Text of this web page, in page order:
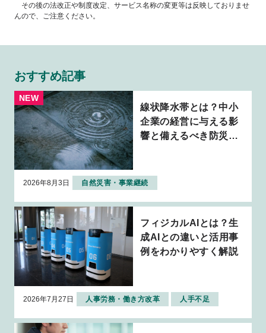
その後の法改正や制度改定、サービス名称の変更等は反映しておりませ
んので、ご注意ください。
おすすめ記事
線状降水帯とは？中小
企業の経営に与える影
響と備えるべき防災・
2026年8月3日 自然災害・事業継続
フィジカルAIとは？生
成AIとの違いと活用事
例をわかりやすく解説
2026年7月27日 人事労務・働き方改革 人手不足